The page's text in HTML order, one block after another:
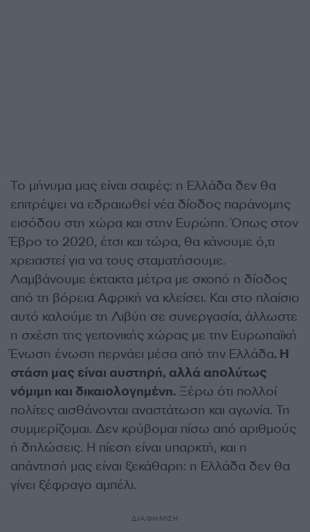
Το μήνυμα μας είναι σαφές: η Ελλάδα δεν θα
επιτρέψει να εδραιωθεί νέα δίοδος παράνομης
εισόδου στη χώρα και στην Ευρώπη. Όπως στον
Έβρο το 2020, έτσι και τώρα, θα κάνουμε ό,τι
χρειαστεί για να τους σταματήσουμε.
Λαμβάνουμε έκτακτα μέτρα με σκοπό η δίοδος
από τη βόρεια Αφρική να κλείσει. Και στο πλαίσιο
αυτό καλούμε τη Λιβύη σε συνεργασία, άλλωστε
η σχέση της γειτονικής χώρας με την Ευρωπαϊκή
Ένωση ένωση περνάει μέσα από την Ελλάδα. Η
στάση μας είναι αυστηρή, αλλά απολύτως
νόμιμη και δικαιολογημένη. Ξέρω ότι πολλοί
πολίτες αισθάνονται αναστάτωση και αγωνία. Τη
συμμερίζομαι. Δεν κρύβομαι πίσω από αριθμούς
ή δηλώσεις. Η πίεση είναι υπαρκτή, και η
απάντησή μας είναι ξεκάθαρη: η Ελλάδα δεν θα
γίνει ξέφραγο αμπέλι.
ΔΙΑΦΗΜΙΣΗ